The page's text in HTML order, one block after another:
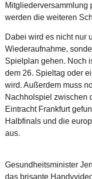
Mitgliederversammlung
werden die weiteren
Dabei wird es nicht nur
Wiederaufnahme,
Spielplan gehen. Noch
dem 26. Spieltag oder
wird. Außerdem muss
Nachholspiel zwischen
Eintracht Frankfurt
Halbfinals und die
aus.
Gesundheitsminister
das brisante